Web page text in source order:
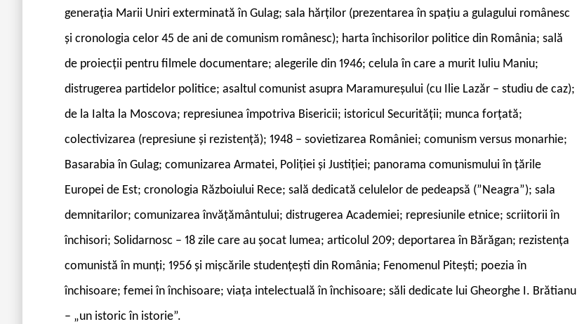
generația Marii Uniri exterminată în Gulag; sala hărților (prezentarea în spațiu a gulagului românesc
și cronologia celor 45 de ani de comunism românesc); harta închisorilor politice din România; sală
de proiecții pentru filmele documentare; alegerile din 1946; celula în care a murit Iuliu Maniu;
distrugerea partidelor politice; asaltul comunist asupra Maramureșului (cu Ilie Lazăr – studiu de caz);
de la Ialta la Moscova; represiunea împotriva Bisericii; istoricul Securității; munca forțată;
colectivizarea (represiune și rezistență); 1948 – sovietizarea României; comunism versus monarhie;
Basarabia în Gulag; comunizarea Armatei, Poliției și Justiției; panorama comunismului în țările
Europei de Est; cronologia Războiului Rece; sală dedicată celulelor de pedeapsă (”Neagra”); sala
demnitarilor; comunizarea învățământului; distrugerea Academiei; represiunile etnice; scriitorii în
închisori; Solidarnosc – 18 zile care au șocat lumea; articolul 209; deportarea în Bărăgan; rezistența
comunistă în munți; 1956 și mișcările studențești din România; Fenomenul Pitești; poezia în
închisoare; femei în închisoare; viața intelectuală în închisoare; săli dedicate lui Gheorghe I. Brătianu
– „un istoric în istorie”.